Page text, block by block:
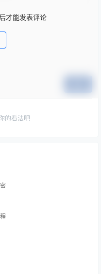
才能发表评论
的看法吧